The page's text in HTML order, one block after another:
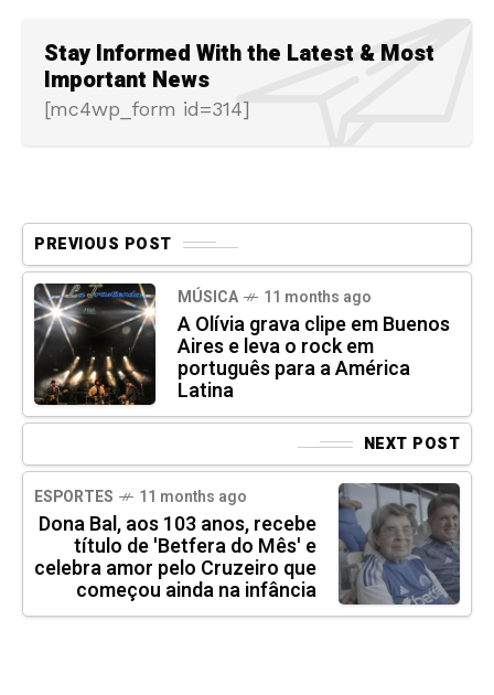
Stay Informed With the Latest & Most
Important News
[mc4wp_form id=314]
PREVIOUS POST
MÚSICA 11 months ago
A Olívia grava clipe em Buenos
Aires e leva o rock em
português para a América
Latina
NEXT POST
ESPORTES 11 months ago
Dona Bal, aos 103 anos, recebe
título de 'Betfera do Mês' e
celebra amor pelo Cruzeiro que
começou ainda na infância